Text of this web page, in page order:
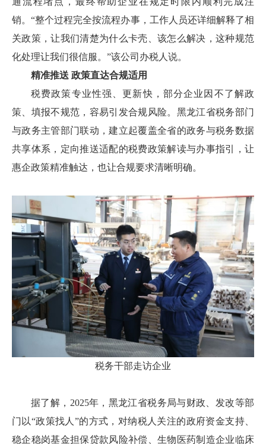
销。“整个过程完全按流程办事，工作人员还详细解释了相
关政策，让我们清楚为什么卡壳、该怎么解决，这种规范
化处理让我们很信服。”该公司办税人说。
精准推送 政策直达合规适用
税费政策专业性强、更新快，部分企业因不了解政
策、填报不规范，容易引发合规风险。黑龙江省税务部门
与政务主管部门联动，建立起覆盖全省的政务与税务数据
共享体系，定向推送适配的税费政策解读与办事指引，让
惠企政策精准触达，也让合规要求清晰明确。
税务干部走访企业
据了解， 2025年，黑龙江省税务局与财政、发改等部
门以“政策找人”的方式，对纳税人关注的政府资金支持、
稳企稳岗基金担保贷款风险补偿、生物医药制造企业临床